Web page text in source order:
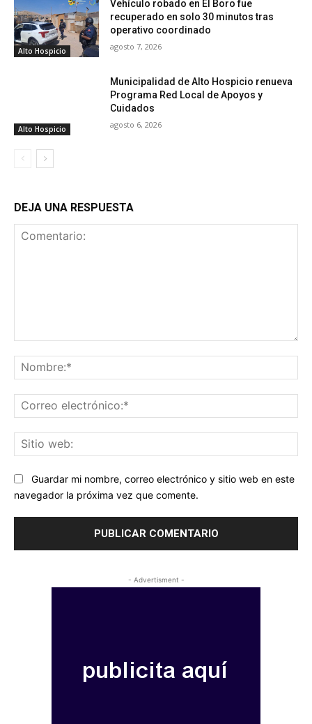
Alto Hospicio
Vehículo robado en El Boro fue
recuperado en solo 30 minutos tras
operativo coordinado
agosto 7, 2026
Alto Hospicio
Municipalidad de Alto Hospicio renueva
Programa Red Local de Apoyos y
Cuidados
agosto 6, 2026
DEJA UNA RESPUESTA
Guardar mi nombre, correo electrónico y sitio web en este
navegador la próxima vez que comente.
- Advertisment -